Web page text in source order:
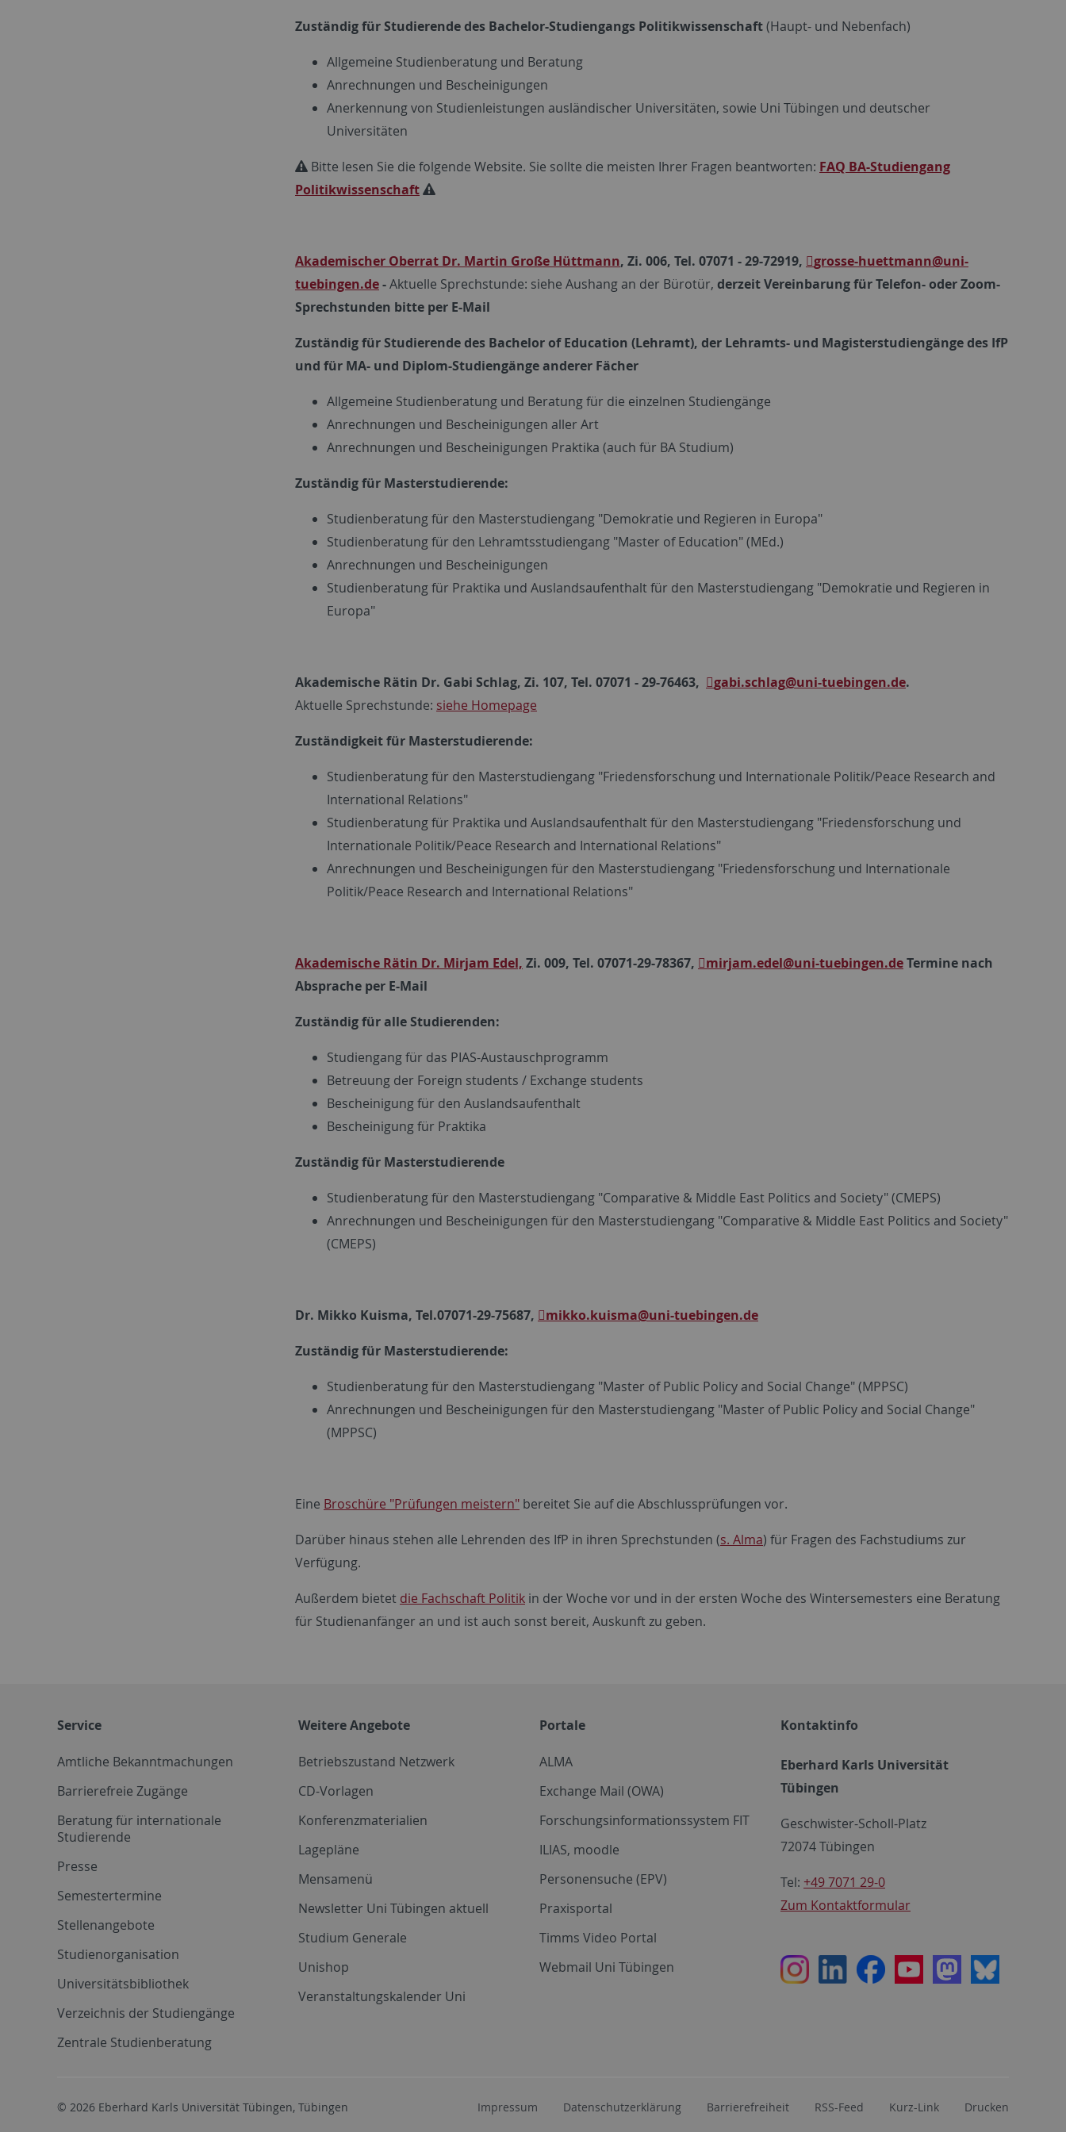
Zuständig für Studierende des Bachelor-Studiengangs Politikwissenschaft(Haupt- und Nebenfach)
Allgemeine Studienberatung und Beratung
Anrechnungen und Bescheinigungen
Anerkennung von Studienleistungen ausländischer Universitäten, sowie Uni Tübingen und deutscher
Universitäten
Bitte lesen Sie die folgende Website. Sie sollte die meisten Ihrer Fragen beantworten: FAQ BA-Studiengang
Politikwissenschaft
Akademischer Oberrat Dr. Martin Große Hüttmann, Zi. 006, Tel. 07071 - 29-72919, grosse-huettmann@uni-
tuebingen.de-Aktuelle Sprechstunde: siehe Aushang an der Bürotür, derzeit Vereinbarung für Telefon- oder Zoom-
Sprechstunden bitte per E-Mail
Zuständig für Studierende des Bachelor of Education (Lehramt), der Lehramts- und Magisterstudiengänge des IfP
und für MA- und Diplom-Studiengänge anderer Fächer
Allgemeine Studienberatung und Beratung für die einzelnen Studiengänge
Anrechnungen und Bescheinigungen aller Art
Anrechnungen und Bescheinigungen Praktika (auch für BA Studium)
Zuständig für Masterstudierende:
Studienberatung für den Masterstudiengang "Demokratie und Regieren in Europa"
Studienberatung für den Lehramtsstudiengang "Master of Education" (MEd.)
Anrechnungen und Bescheinigungen
Studienberatung für Praktika und Auslandsaufenthalt für den Masterstudiengang "Demokratie und Regieren in
Europa"
Akademische Rätin Dr. Gabi Schlag, Zi. 107, Tel. 07071 - 29-76463, gabi.schlag@uni-tuebingen.de.
Aktuelle Sprechstunde: siehe Homepage
Zuständigkeit für Masterstudierende:
Studienberatung für den Masterstudiengang "Friedensforschung und Internationale Politik/Peace Research and
International Relations"
Studienberatung für Praktika und Auslandsaufenthalt für den Masterstudiengang "Friedensforschung und
Internationale Politik/Peace Research and International Relations"
Anrechnungen und Bescheinigungen für den Masterstudiengang "Friedensforschung und Internationale
Politik/Peace Research and International Relations"
Akademische Rätin Dr. Mirjam Edel, Zi. 009, Tel. 07071-29-78367, mirjam.edel@uni-tuebingen.deTermine nach
Absprache per E-Mail
Zuständig für alle Studierenden:
Studiengang für das PIAS-Austauschprogramm
Betreuung der Foreign students / Exchange students
Bescheinigung für den Auslandsaufenthalt
Bescheinigung für Praktika
Zuständig für Masterstudierende
Studienberatung für den Masterstudiengang "Comparative & Middle East Politics and Society" (CMEPS)
Anrechnungen und Bescheinigungen für den Masterstudiengang "Comparative & Middle East Politics and Society"
(CMEPS)
Dr. Mikko Kuisma, Tel.07071-29-75687, mikko.kuisma@uni-tuebingen.de
Zuständig für Masterstudierende:
Studienberatung für den Masterstudiengang "Master of Public Policy and Social Change" (MPPSC)
Anrechnungen und Bescheinigungen für den Masterstudiengang "Master of Public Policy and Social Change"
(MPPSC)
Eine Broschüre "Prüfungen meistern" bereitet Sie auf die Abschlussprüfungen vor.
Darüber hinaus stehen alle Lehrenden des IfP in ihren Sprechstunden (s. Alma) für Fragen des Fachstudiums zur
Verfügung.
Außerdem bietet die Fachschaft Politik in der Woche vor und in der ersten Woche des Wintersemesters eine Beratung
für Studienanfänger an und ist auch sonst bereit, Auskunft zu geben.
Service
Amtliche Bekanntmachungen
Barrierefreie Zugänge
Beratung für internationale
Studierende
Presse
Semestertermine
Stellenangebote
Studienorganisation
Universitätsbibliothek
Verzeichnis der Studiengänge
Zentrale Studienberatung
Weitere Angebote
Betriebszustand Netzwerk
CD-Vorlagen
Konferenzmaterialien
Lagepläne
Mensamenü
Newsletter Uni Tübingen aktuell
Studium Generale
Unishop
Veranstaltungskalender Uni
Portale
ALMA
Exchange Mail (OWA)
Forschungsinformationssystem FIT
ILIAS, moodle
Personensuche (EPV)
Praxisportal
Timms Video Portal
Webmail Uni Tübingen
Kontaktinfo
Eberhard Karls Universität
Tübingen
Geschwister-Scholl-Platz
72074 Tübingen
Tel: +49 7071 29-0
Zum Kontaktformular
InstagramLinkedInFacebookYoutubeMastodon
Bluesky
© 2026 Eberhard Karls Universität Tübingen, Tübingen Impressum Datenschutzerklärung Barrierefreiheit RSS-Feed Kurz-Link Drucken